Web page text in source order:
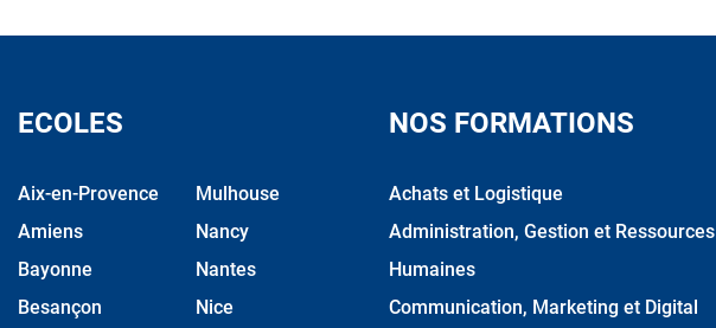
ECOLES
Aix-en-Provence
Amiens
Bayonne
Besançon
Mulhouse
Nancy
Nantes
Nice
NOS FORMATIONS
Achats et Logistique
Administration, Gestion et Ressources
Humaines
Communication, Marketing et Digital